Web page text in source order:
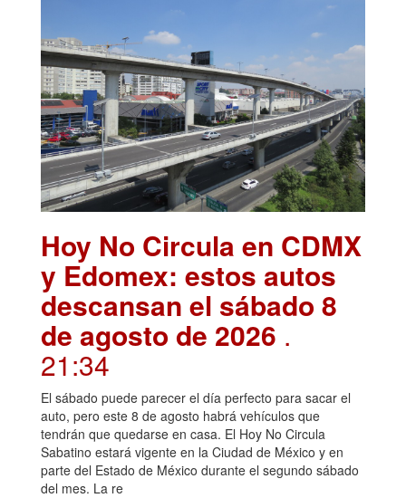
Hoy No Circula en CDMX
y Edomex: estos autos
descansan el sábado 8
de agosto de 2026 .
21:34
El sábado puede parecer el día perfecto para sacar el
auto, pero este 8 de agosto habrá vehículos que
tendrán que quedarse en casa. El Hoy No Circula
Sabatino estará vigente en la Ciudad de México y en
parte del Estado de México durante el segundo sábado
del mes. La re